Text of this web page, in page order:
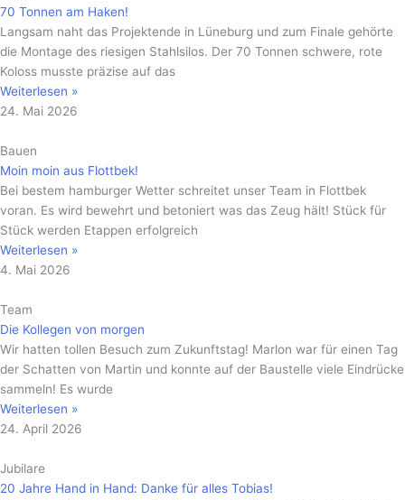
70 Tonnen am Haken!
Langsam naht das Projektende in Lüneburg und zum Finale gehörte
die Montage des riesigen Stahlsilos. Der 70 Tonnen schwere, rote
Koloss musste präzise auf das
Weiterlesen »
24. Mai 2026
Bauen
Moin moin aus Flottbek!
Bei bestem hamburger Wetter schreitet unser Team in Flottbek
voran. Es wird bewehrt und betoniert was das Zeug hält! Stück für
Stück werden Etappen erfolgreich
Weiterlesen »
4. Mai 2026
Team
Die Kollegen von morgen
Wir hatten tollen Besuch zum Zukunftstag! Marlon war für einen Tag
der Schatten von Martin und konnte auf der Baustelle viele Eindrücke
sammeln! Es wurde
Weiterlesen »
24. April 2026
Jubilare
20 Jahre Hand in Hand: Danke für alles Tobias!